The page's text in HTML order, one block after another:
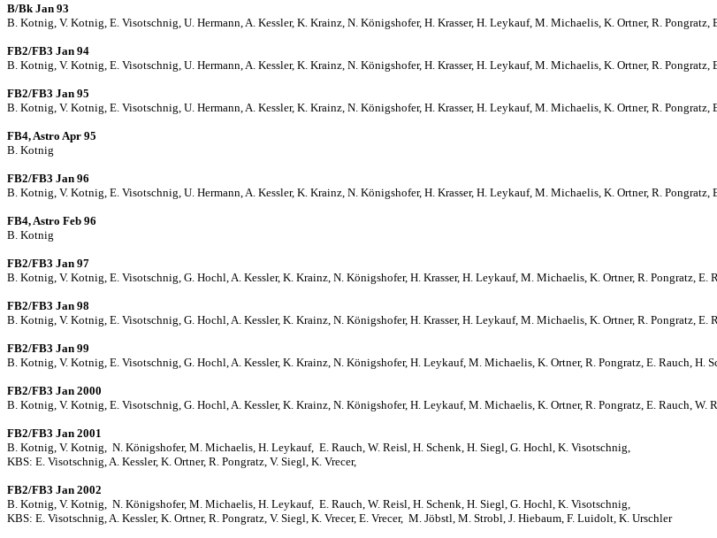
B/Bk Jan 93
B. Kotnig, V. Kotnig, E. Visotschnig, U. Hermann, A. Kessler, K. Krainz, N. Königshofer, H. Krasser, H. Leykauf, M. Michaelis, K. Ortner, R.
FB2/FB3 Jan 94
B. Kotnig, V. Kotnig, E. Visotschnig, U. Hermann, A. Kessler, K. Krainz, N. Königshofer, H. Krasser, H. Leykauf, M. Michaelis, K. Ortner, R. Pongratz,
FB2/FB3 Jan 95
B. Kotnig, V. Kotnig, E. Visotschnig, U. Hermann, A. Kessler, K. Krainz, N. Königshofer, H. Krasser, H. Leykauf, M. Michaelis, K. Ortner, R. Pongratz,
FB4, Astro Apr 95
B. Kotnig
FB2/FB3 Jan 96
B. Kotnig, V. Kotnig, E. Visotschnig, U. Hermann, A. Kessler, K. Krainz, N. Königshofer, H. Krasser, H. Leykauf, M. Michaelis, K. Ortner, R. Pongratz,
FB4, Astro Feb 96
B. Kotnig
FB2/FB3 Jan 97
B. Kotnig, V. Kotnig, E. Visotschnig, G. Hochl, A. Kessler, K. Krainz, N. Königshofer, H. Krasser, H. Leykauf, M. Michaelis, K. Ortner, R. Pongratz, E.
FB2/FB3 Jan 98
B. Kotnig, V. Kotnig, E. Visotschnig, G. Hochl, A. Kessler, K. Krainz, N. Königshofer, H. Krasser, H. Leykauf, M. Michaelis, K. Ortner, R. Pongratz, E.
FB2/FB3 Jan 99
B. Kotnig, V. Kotnig, E. Visotschnig, G. Hochl, A. Kessler, K. Krainz, N. Königshofer, H. Leykauf, M. Michaelis, K. Ortner, R. Pongratz, E. Rauch, H.
FB2/FB3 Jan 2000
B. Kotnig, V. Kotnig, E. Visotschnig, G. Hochl, A. Kessler, K. Krainz, N. Königshofer, H. Leykauf, M. Michaelis, K. Ortner, R. Pongratz, E. Rauch, W.
FB2/FB3 Jan 2001
B. Kotnig, V. Kotnig, N. Königshofer, M. Michaelis, H. Leykauf, E. Rauch, W. Reisl, H. Schenk, H. Siegl, G. Hochl, K. Visotschnig,
KBS: E. Visotschnig, A. Kessler, K. Ortner, R. Pongratz, V. Siegl, K. Vrecer,
FB2/FB3 Jan 2002
B. Kotnig, V. Kotnig, N. Königshofer, M. Michaelis, H. Leykauf, E. Rauch, W. Reisl, H. Schenk, H. Siegl, G. Hochl, K. Visotschnig,
KBS: E. Visotschnig, A. Kessler, K. Ortner, R. Pongratz, V. Siegl, K. Vrecer, E. Vrecer, M. Jöbstl, M. Strobl, J. Hiebaum, F. Luidolt, K. Urschler